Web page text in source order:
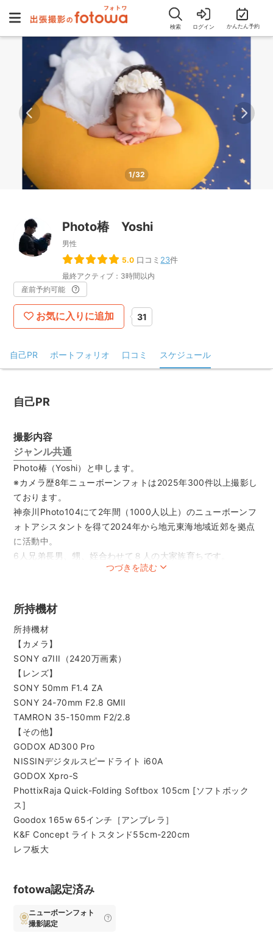
検索 ログイン かんたん予約
1/32
Photo椿 Yoshi
男性
5.0 口コミ 23件
最終アクティブ：3時間以内
産前予約可能
お気に入りに追加 31
自己PR ポートフォリオ 口コミ スケジュール
自己PR
撮影内容
ジャンル共通
Photo椿（Yoshi）と申します。
※カメラ歴8年ニューボーンフォトは2025年300件以上撮影し
ております。
神奈川Photo104にて2年間（1000人以上）のニューボーンフ
ォトアシスタントを得て2024年から地元東海地域近郊を拠点
に活動中。
6人兄弟長男、甥、姪合わせて８人の大家族育ちです。
プロフィールは1番下の姪との写真になります😊
fotowa以外でのご予約や移動距離の確認がございます。
ニューボーンフォトの対応エリアが広い為、スケジュールが
空いていても移動距離、仮予約で対応できない日もございま
す。
⚠️いきなりのご予約リクエストはご遠慮願います。
ニューボーンフォトは以下の2つのプランからお選び下さい。
Instagramを参考にご希望のセットをお選びください。
https://www.instagram.com/yosh_i0505
yosh_i0505👈インスタ検索で見られます。
❀✿❀✿❀✿❀✿❀✿❀✿❀✿❀✿❀✿❀✿❀✿❀
ミニプラン（1枠）
合計2〜3パターン
お包み巻いた籠撮影1パターンと白バック家族撮影+ママとの
ツーショット撮影となります。（籠撮影2パターンも可）
所要時間：1時間(小物貸出・出張費込み)
※前後のお時間に余裕をもっていただければ細かくも撮影出来
機材設置撤去などに１５分前後かかります。
アートレタッチ希望しない場合納品枚数を増やすことができ
つづきを読む
所持機材
所持機材
【カメラ】
SONY α7III（2420万画素）
【レンズ】
SONY 50mm F1.4 ZA
SONY 24-70mm F2.8 GMII
TAMRON 35-150mm F2/2.8
【その他】
GODOX AD300 Pro
NISSINデジタルスピードライト i60A
GODOX Xpro-S
PhottixRaja Quick-Folding Softbox 105cm [ソフトボック
ス]
Goodox 165w 65インチ［アンブレラ］
K&F Concept ライトスタンド55cm-220cm
レフ板大
fotowa認定済み
ニューボーンフォト
撮影認定